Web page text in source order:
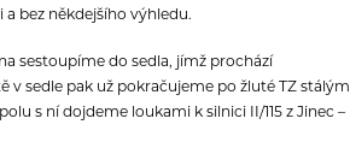
bez někdejšího výhledu.
sestoupíme do sedla, jímž prochází
v sedle pak už pokračujeme po žluté TZ stálým
s ní dojdeme loukami k silnici II/115 z Jinec –